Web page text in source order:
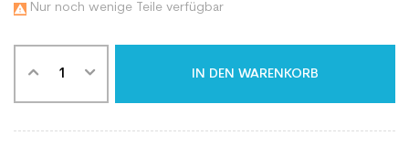
 Nur noch wenige Teile verfügbar
IN DEN WARENKORB